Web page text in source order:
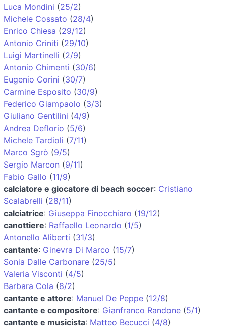
Luca Mondini (25/2)
Michele Cossato (28/4)
Enrico Chiesa (29/12)
Antonio Criniti (29/10)
Luigi Martinelli (2/9)
Antonio Chimenti (30/6)
Eugenio Corini (30/7)
Carmine Esposito (30/9)
Federico Giampaolo (3/3)
Giuliano Gentilini (4/9)
Andrea Deflorio (5/6)
Michele Tardioli (7/11)
Marco Sgrò (9/5)
Sergio Marcon (9/11)
Fabio Gallo (11/9)
calciatore e giocatore di beach soccer: Cristiano
Scalabrelli (28/11)
calciatrice: Giuseppa Finocchiaro (19/12)
canottiere: Raffaello Leonardo (1/5)
Antonello Aliberti (31/3)
cantante: Ginevra Di Marco (15/7)
Sonia Dalle Carbonare (25/5)
Valeria Visconti (4/5)
Barbara Cola (8/2)
cantante e attore: Manuel De Peppe (12/8)
cantante e compositore: Gianfranco Randone (5/1)
cantante e musicista: Matteo Becucci (4/8)